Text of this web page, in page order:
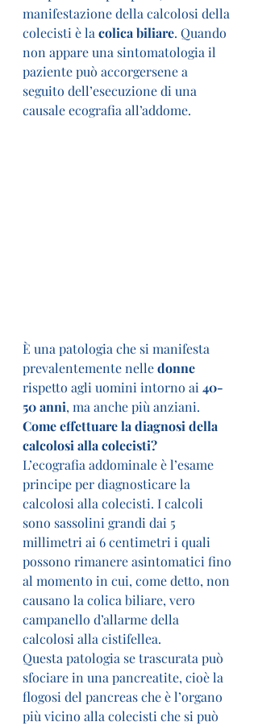
manifestazione della calcolosi della
colecisti è la colica biliare. Quando
non appare una sintomatologia il
paziente può accorgersene a
seguito dell’esecuzione di una
causale ecografia all’addome.
È una patologia che si manifesta
prevalentemente nelle donne
rispetto agli uomini intorno ai 40-
50 anni, ma anche più anziani.
Come effettuare la diagnosi della
calcolosi alla colecisti?
L’ecografia addominale è l’esame
principe per diagnosticare la
calcolosi alla colecisti. I calcoli
sono sassolini grandi dai 5
millimetri ai 6 centimetri i quali
possono rimanere asintomatici fino
al momento in cui, come detto, non
causano la colica biliare, vero
campanello d’allarme della
calcolosi alla cistifellea.
Questa patologia se trascurata può
sfociare in una pancreatite, cioè la
flogosi del pancreas che è l’organo
più vicino alla colecisti che si può